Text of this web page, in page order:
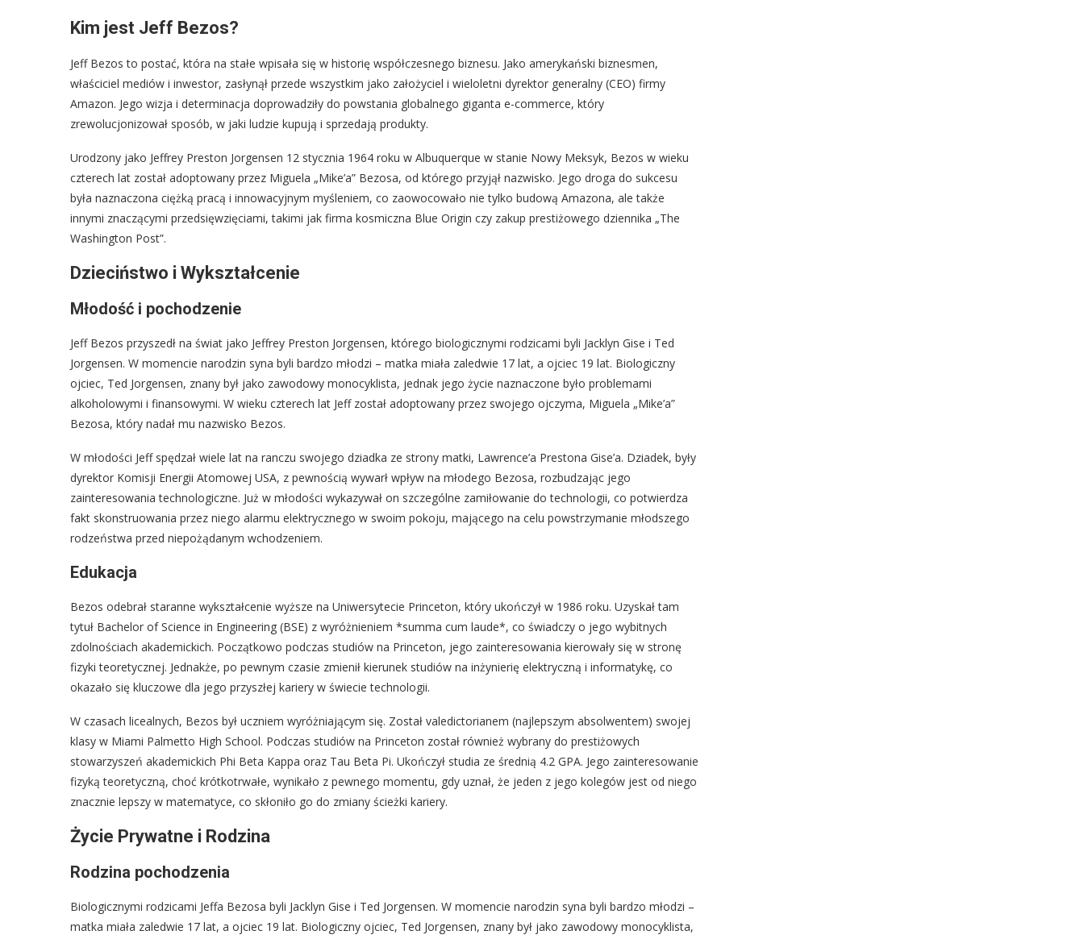
Kim jest Jeff Bezos?
Jeff Bezos to postać, która na stałe wpisała się w historię współczesnego biznesu. Jako amerykański biznesmen,
właściciel mediów i inwestor, zasłynął przede wszystkim jako założyciel i wieloletni dyrektor generalny (CEO) firmy
Amazon. Jego wizja i determinacja doprowadziły do powstania globalnego giganta e-commerce, który
zrewolucjonizował sposób, w jaki ludzie kupują i sprzedają produkty.
Urodzony jako Jeffrey Preston Jorgensen 12 stycznia 1964 roku w Albuquerque w stanie Nowy Meksyk, Bezos w wieku
czterech lat został adoptowany przez Miguela „Mike’a” Bezosa, od którego przyjął nazwisko. Jego droga do sukcesu
była naznaczona ciężką pracą i innowacyjnym myśleniem, co zaowocowało nie tylko budową Amazona, ale także
innymi znaczącymi przedsięwzięciami, takimi jak firma kosmiczna Blue Origin czy zakup prestiżowego dziennika „The
Washington Post”.
Dzieciństwo i Wykształcenie
Młodość i pochodzenie
Jeff Bezos przyszedł na świat jako Jeffrey Preston Jorgensen, którego biologicznymi rodzicami byli Jacklyn Gise i Ted
Jorgensen. W momencie narodzin syna byli bardzo młodzi – matka miała zaledwie 17 lat, a ojciec 19 lat. Biologiczny
ojciec, Ted Jorgensen, znany był jako zawodowy monocyklista, jednak jego życie naznaczone było problemami
alkoholowymi i finansowymi. W wieku czterech lat Jeff został adoptowany przez swojego ojczyma, Miguela „Mike’a”
Bezosa, który nadał mu nazwisko Bezos.
W młodości Jeff spędzał wiele lat na ranczu swojego dziadka ze strony matki, Lawrence’a Prestona Gise’a. Dziadek, były
dyrektor Komisji Energii Atomowej USA, z pewnością wywarł wpływ na młodego Bezosa, rozbudzając jego
zainteresowania technologiczne. Już w młodości wykazywał on szczególne zamiłowanie do technologii, co potwierdza
fakt skonstruowania przez niego alarmu elektrycznego w swoim pokoju, mającego na celu powstrzymanie młodszego
rodzeństwa przed niepożądanym wchodzeniem.
Edukacja
Bezos odebrał staranne wykształcenie wyższe na Uniwersytecie Princeton, który ukończył w 1986 roku. Uzyskał tam
tytuł Bachelor of Science in Engineering (BSE) z wyróżnieniem *summa cum laude*, co świadczy o jego wybitnych
zdolnościach akademickich. Początkowo podczas studiów na Princeton, jego zainteresowania kierowały się w stronę
fizyki teoretycznej. Jednakże, po pewnym czasie zmienił kierunek studiów na inżynierię elektryczną i informatykę, co
okazało się kluczowe dla jego przyszłej kariery w świecie technologii.
W czasach licealnych, Bezos był uczniem wyróżniającym się. Został valedictorianem (najlepszym absolwentem) swojej
klasy w Miami Palmetto High School. Podczas studiów na Princeton został również wybrany do prestiżowych
stowarzyszeń akademickich Phi Beta Kappa oraz Tau Beta Pi. Ukończył studia ze średnią 4.2 GPA. Jego zainteresowanie
fizyką teoretyczną, choć krótkotrwałe, wynikało z pewnego momentu, gdy uznał, że jeden z jego kolegów jest od niego
znacznie lepszy w matematyce, co skłoniło go do zmiany ścieżki kariery.
Życie Prywatne i Rodzina
Rodzina pochodzenia
Biologicznymi rodzicami Jeffa Bezosa byli Jacklyn Gise i Ted Jorgensen. W momencie narodzin syna byli bardzo młodzi –
matka miała zaledwie 17 lat, a ojciec 19 lat. Biologiczny ojciec, Ted Jorgensen, znany był jako zawodowy monocyklista,